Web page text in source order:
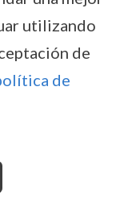
espalda
utilizando
de
de